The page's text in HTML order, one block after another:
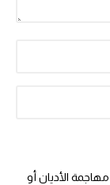
الأديان أو